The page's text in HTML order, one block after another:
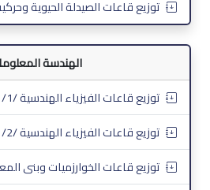
توزيع قاعات الصيدلة الحيوية
الهندسة
توزيع قاعات الفيزياء الهندسية /1/
توزيع قاعات الفيزياء الهندسية /2/
توزيع قاعات الخوارزميات وبنى